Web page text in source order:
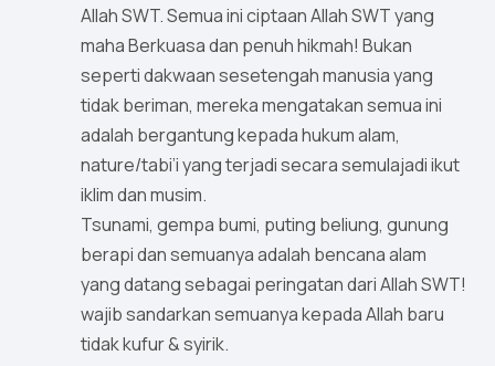
Allah SWT. Semua ini ciptaan Allah SWT yang
maha Berkuasa dan penuh hikmah! Bukan
seperti dakwaan sesetengah manusia yang
tidak beriman, mereka mengatakan semua ini
adalah bergantung kepada hukum alam,
nature/tabi’i yang terjadi secara semulajadi ikut
iklim dan musim.
Tsunami, gempa bumi, puting beliung, gunung
berapi dan semuanya adalah bencana alam
yang datang sebagai peringatan dari Allah SWT!
wajib sandarkan semuanya kepada Allah baru
tidak kufur & syirik.